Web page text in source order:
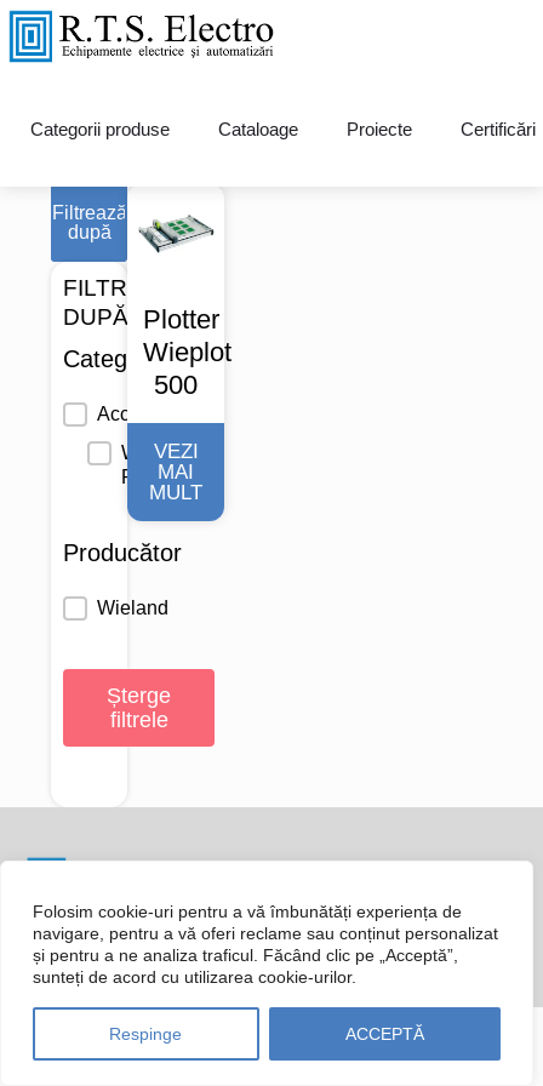
Folosim cookie-uri pentru a vă îmbunătăți experiența de
navigare, pentru a vă oferi reclame sau conținut personalizat
și pentru a ne analiza traficul. Făcând clic pe „Acceptă”,
sunteți de acord cu utilizarea cookie-urilor.
Respinge ACCEPTĂ
Categorii produse Cataloage Proiecte Certificări
Filtrează
după
FILTRARE
DUPĂ
Categorie
Categorie
Accesorii
Wiemarc
Plotter
Producător
Producător
Wieland
Șterge
filtrele
Plotter
Wieplot
500
VEZI
MAI
MULT
Categorii produseDespre noiCataloageCertificări
ProiecteContact
Copyright © 2026 RTS Electro | Developed byLevitate
Politica de confidențialitate si cookie